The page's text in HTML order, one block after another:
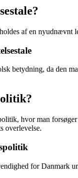
af en nyudnævnt
betydning, da den
hvor man
overlevelse.
for Danmark